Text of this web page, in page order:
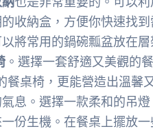
收納盒，方便你快速找到
將常用的鍋碗瓢盆放在層
。選擇一套舒適又美觀的餐
餐桌椅，更能營造出溫馨
息。選擇一款柔和的吊燈
份生機。在餐桌上擺放一